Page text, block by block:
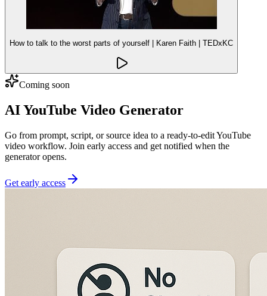
How to talk to the worst parts of yourself | Karen Faith | TEDxKC
Coming soon
AI YouTube Video Generator
Go from prompt, script, or source idea to a ready-to-edit YouTube
video workflow. Join early access and get notified when the
generator opens.
Get early access